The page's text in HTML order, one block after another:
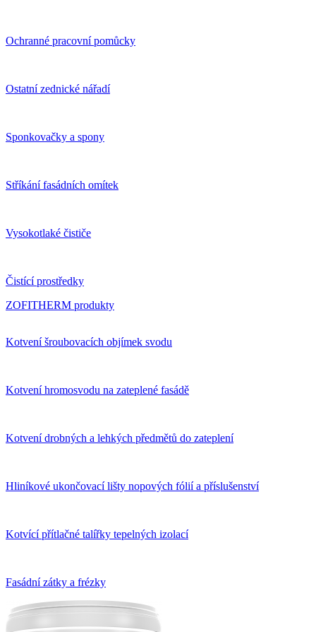
Ochranné pracovní pomůcky
Ostatní zednické nářadí
Sponkovačky a spony
Stříkání fasádních omítek
Vysokotlaké čističe
Čistící prostředky
ZOFITHERM produkty
Kotvení šroubovacích objímek svodu
Kotvení hromosvodu na zateplené fasádě
Kotvení drobných a lehkých předmětů do zateplení
Hliníkové ukončovací lišty nopových fólií a příslušenství
Kotvící přítlačné talířky tepelných izolací
Fasádní zátky a frézky